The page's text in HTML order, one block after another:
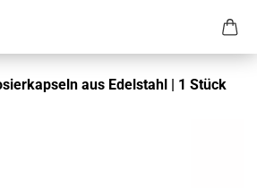
aus Edelstahl | 1 Stück